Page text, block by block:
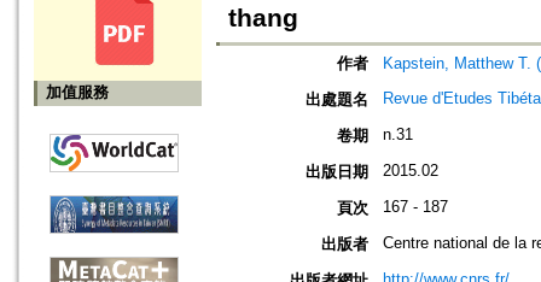
加值服務
thang
作者
Kapstein, Matthew T.
出處題名
Revue d'Etudes
卷期 n.31
出版日期 2015.02
頁次 167 - 187
出版者 Centre national de la